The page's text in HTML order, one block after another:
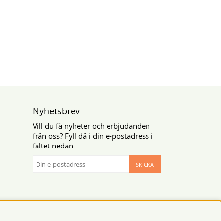
Nyhetsbrev
Vill du få nyheter och erbjudanden
från oss? Fyll då i din e-postadress i
fältet nedan.
SKICKA